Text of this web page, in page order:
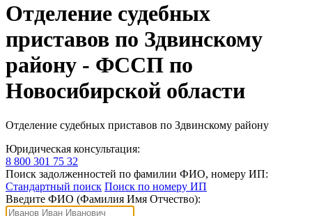
Отделение судебных
приставов по Здвинскому
району - ФССП по
Новосибирской области
Отделение судебных приставов по Здвинскому району
Юридическая консультация:
8 800 301 75 32
Поиск задолженностей по фамилии ФИО, номеру ИП:
Стандартный поиск Поиск по номеру ИП
Введите ФИО (Фамилия Имя Отчество):